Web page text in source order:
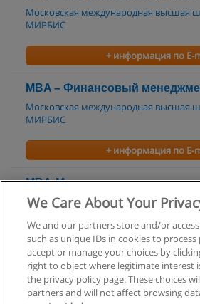
Московская международная высшая
МИРБИС
+ информация по E-
MBA – Финансовый
Московская международная высшая
МИРБИС
+ информация по E-
MBA-Медиа
Московская международная высшая
+ информация по E-
We Care About Your
We and our partners store and/or
such as unique IDs in cookies to
accept or manage your choices by
right to object where legitimate interest
the privacy policy page. These choices
partners and will not affect browsing